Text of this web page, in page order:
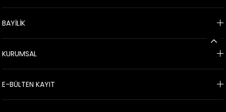
BAYİLİK
KURUMSAL
E-BÜLTEN KAYIT